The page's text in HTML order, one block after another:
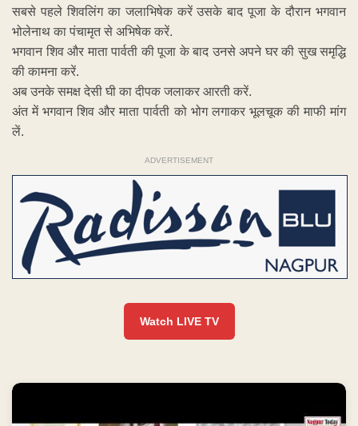
सबसे पहले शिवलिंग का जलाभिषेक करें उसके बाद पूजा के दौरान भगवान
भोलेनाथ का पंचामृत से अभिषेक करें.
भगवान शिव और माता पार्वती की पूजा के बाद उनसे अपने घर की सुख समृद्धि
की कामना करें.
अब उनके समक्ष देसी घी का दीपक जलाकर आरती करें.
अंत में भगवान शिव और माता पार्वती को भोग लगाकर भूलचूक की माफी मांग
लें.
ADVERTISEMENT
Watch LIVE TV